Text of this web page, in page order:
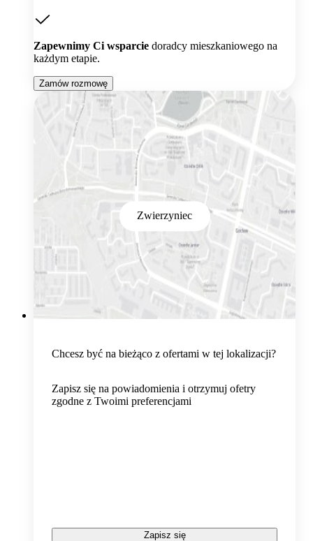
Zapewnimy Ci wsparcie doradcy mieszkaniowego na
każdym etapie.
Zamów rozmowę
Zwierzyniec
Chcesz być na bieżąco z ofertami w tej lokalizacji?
Zapisz się na powiadomienia i otrzymuj ofetry
zgodne z Twoimi preferencjami
Zapisz się